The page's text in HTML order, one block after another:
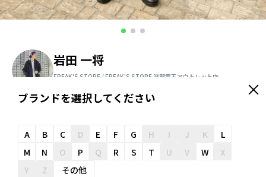
岩田 一将
FREAK'S STORE / FREAK'S STORE 滋賀竜王アウトレット店
友だち追加
ブランドを選択してください
A B C D E F G H I J K
L
M
N O P Q R S T U V W
X
Y
Z その他